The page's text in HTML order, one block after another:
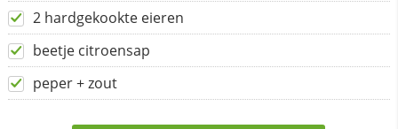
2 hardgekookte eieren
beetje citroensap
peper + zout